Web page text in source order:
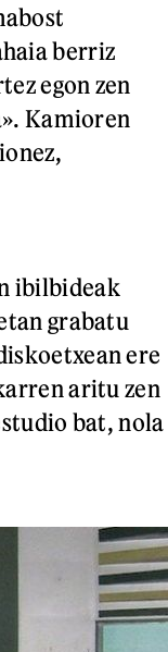
berriz
egon zen
Kamioren
ibilbideak
grabatu
ere
aritu zen
bat, nola